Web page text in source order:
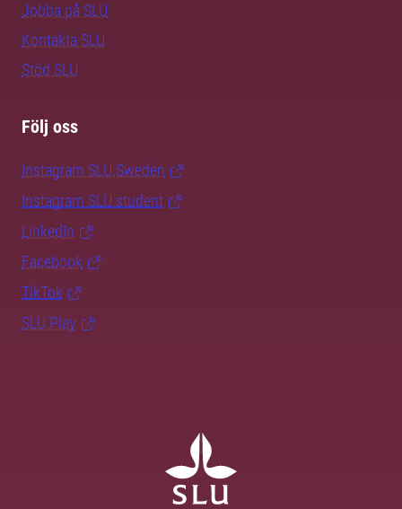
Jobba på SLU
Kontakta SLU
Stöd SLU
Följ oss
Instagram SLU.Sweden
Instagram SLU.student
LinkedIn
Facebook
TikTok
SLU Play